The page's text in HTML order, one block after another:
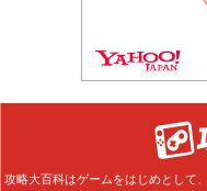
攻略大百科はゲームをはじめとして